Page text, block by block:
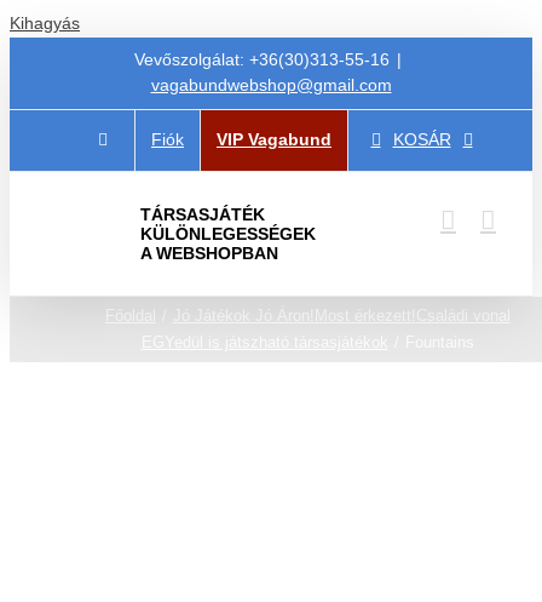
Kihagyás
Vevőszolgálat: +36(30)313-55-16 |
vagabundwebshop@gmail.com
Fiók VIP Vagabund KOSÁR
TÁRSASJÁTÉK
KÜLÖNLEGESSÉGEK
A WEBSHOPBAN
Főoldal Jó Játékok Jó Áron! Most érkezett!
Családi vonal
Fountains